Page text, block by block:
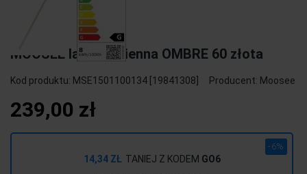
MOOSEE lampa ścienna OMBRE 60 złota
Kod produktu: MSE1501100134 [19841308] Producent: Moosee
239,00 zł
14,34 ZŁ TANIEJ Z KODEM GO6
-6%